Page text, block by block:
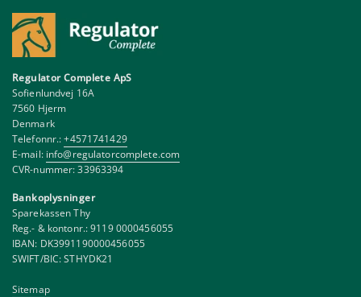
Regulator Complete ApS
Sofienlundvej 16A
7560 Hjerm
Denmark
Telefonnr.:+4571741429
E-mail: info@regulatorcomplete.com
CVR-nummer: 33963394
Bankoplysninger
Sparekassen Thy
Reg.- & kontonr.: 9119 0000456055
IBAN: DK3991190000456055
SWIFT/BIC: STHYDK21
Sitemap